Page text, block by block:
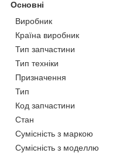
Основні
Виробник
Країна виробник
Тип запчастини
Тип техніки
Призначення
Тип
Код запчастини
Стан
Сумісність з маркою
Сумісність з моделлю